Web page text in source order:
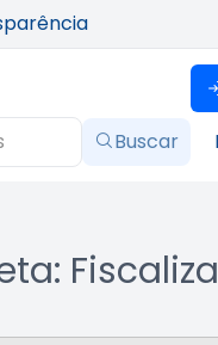
Buscar